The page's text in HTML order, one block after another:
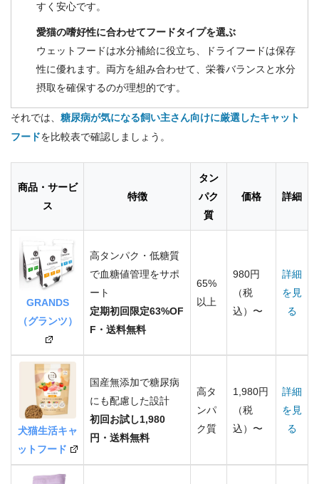
すく安心です。
愛猫の嗜好性に合わせてフードタイプを選ぶ
ウェットフードは水分補給に役立ち、ドライフードは保存
性に優れます。両方を組み合わせて、栄養バランスと水分
摂取を確保するのが理想的です。
それでは、 糖尿病が気になる飼い主さん向けに厳選したキャット
フードを比較表で確認しましょう。
商品・サービ
ス
特徴
タン
パク
質
価格 詳細
GRANDS
（グランツ）
高タンパク・低糖質
で血糖値管理をサポ
ート
定期初回限定63%OF
F・送料無料
65%
以上
980円
（税
込）〜
詳細
を見
る
犬猫生活キャ
ットフード
国産無添加で糖尿病
にも配慮した設計
初回お試し1,980
円・送料無料
高タ
ンパ
ク質
1,980円
（税
込）〜
詳細
を見
る